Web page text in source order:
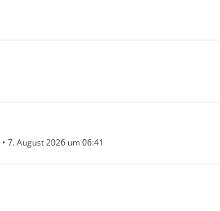
7. August 2026 um 06:41